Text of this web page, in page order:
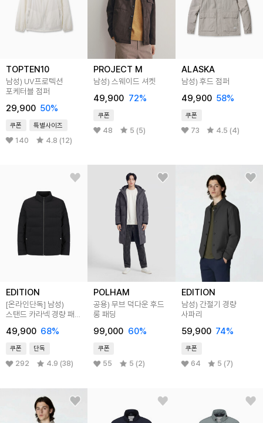
TOPTEN10
남성) UV프로텍션
포케터블 점퍼
29,900 50%
쿠폰 특별사이즈
140 4.8 (12)
PROJECT M
남성) 스웨이드 셔켓
49,900 72%
쿠폰
48 5 (5)
ALASKA
남성) 후드 점퍼
49,900 58%
쿠폰
73 4.5 (4)
EDITION
[온라인단독] 남성)
스탠드 카라넥 경량 패딩
49,900 68%
쿠폰 단독
292 4.9 (38)
POLHAM
공용) 무브 덕다운 후드
롱 패딩
99,000 60%
쿠폰
55 5 (2)
EDITION
남성) 간절기 경량
사파리
59,900 74%
쿠폰
64 5 (7)